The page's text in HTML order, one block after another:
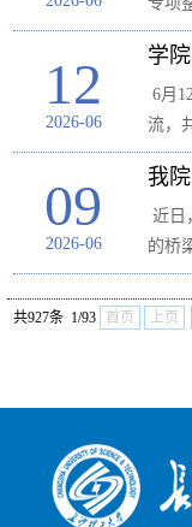
12
2026-06
学
6月
流，
09
2026-06
我
近日
的桥
共927条 1/93 首页 上页